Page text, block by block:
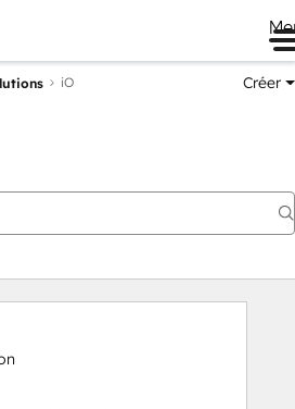
iO Créer